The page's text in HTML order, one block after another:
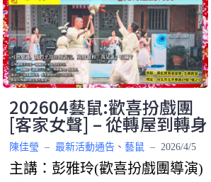
202604藝鼠:歡喜扮戲團
[客家女聲] – 從轉屋到轉身
陳佳瑩 – 最新活動通告、 藝鼠 – 2026/4/5
主講：彭雅玲(歡喜扮戲團導演)